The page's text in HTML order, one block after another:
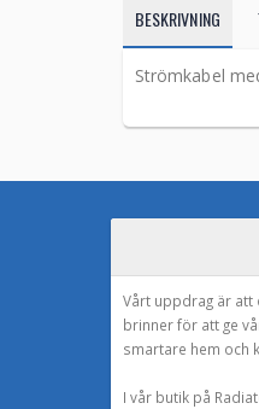
BESKRIVNING
Strömkabel
Vårt uppdrag är att
brinner för att ge
smartare hem och
I vår butik på